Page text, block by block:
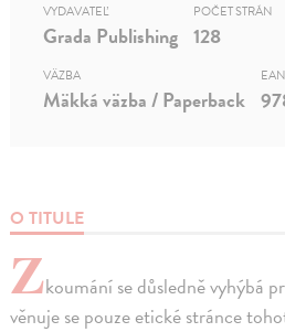
O TITULE
Zkoumání se důsledně vyhýbá
věnuje se pouze etické stránce
VYDAVATEĽ
Grada Publishing
POČET STRÁN
128
VÄZBA
Mäkká väzba / Paperback
EAN